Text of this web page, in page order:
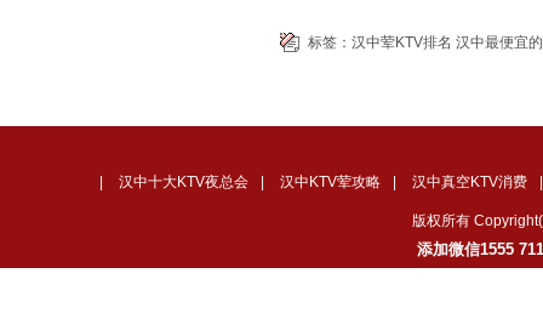
标签： 汉中荤KTV排名 汉中最便宜
版权所有
添加微信1555
汉中十大KTV夜总会 汉中KTV荤攻略 汉中真空KTV消费